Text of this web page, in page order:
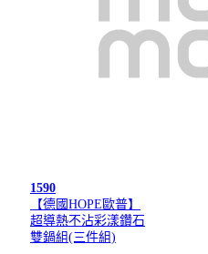
1590
【德國HOPE歐普】
超導熱不沾彩漾鑽石
雙鍋組(三件組)